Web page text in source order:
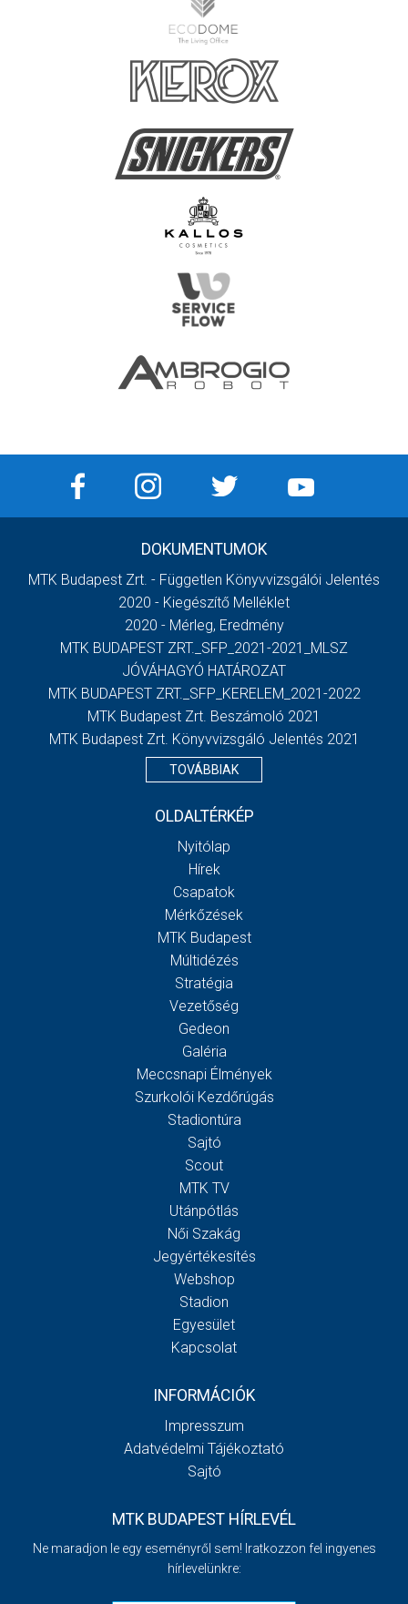
DOKUMENTUMOK
MTK Budapest Zrt. - Független Könyvvizsgálói Jelentés
2020 - Kiegészítő Melléklet
2020 - Mérleg, Eredmény
MTK BUDAPEST ZRT._SFP_2021-2021_MLSZ
JÓVÁHAGYÓ HATÁROZAT
MTK BUDAPEST ZRT._SFP_KERELEM_2021-2022
MTK Budapest Zrt. Beszámoló 2021
MTK Budapest Zrt. Könyvvizsgáló Jelentés 2021
TOVÁBBIAK
OLDALTÉRKÉP
Nyitólap
Hírek
Csapatok
Mérkőzések
MTK Budapest
Múltidézés
Stratégia
Vezetőség
Gedeon
Galéria
Meccsnapi Élmények
Szurkolói Kezdőrúgás
Stadiontúra
Sajtó
Scout
MTK TV
Utánpótlás
Női Szakág
Jegyértékesítés
Webshop
Stadion
Egyesület
Kapcsolat
INFORMÁCIÓK
Impresszum
Adatvédelmi Tájékoztató
Sajtó
MTK BUDAPEST HÍRLEVÉL
Ne maradjon le egy eseményről sem! Iratkozzon fel ingyenes
hírlevelünkre: